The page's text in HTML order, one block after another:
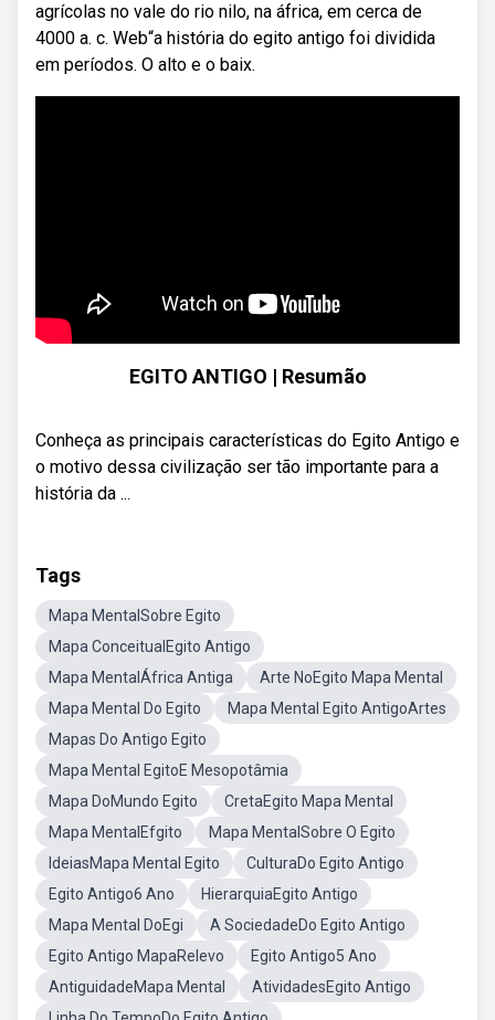
agrícolas no vale do rio nilo, na áfrica, em cerca de
4000 a. c. Web“a história do egito antigo foi dividida
em períodos. O alto e o baix.
EGITO ANTIGO | Resumão
Conheça as principais características do Egito Antigo e
o motivo dessa civilização ser tão importante para a
história da ...
Tags
Mapa MentalSobre Egito
Mapa ConceitualEgito Antigo
Mapa MentalÁfrica Antiga
Arte NoEgito Mapa Mental
Mapa Mental Do Egito
Mapa Mental Egito AntigoArtes
Mapas Do Antigo Egito
Mapa Mental EgitoE Mesopotâmia
Mapa DoMundo Egito
CretaEgito Mapa Mental
Mapa MentalEfgito
Mapa MentalSobre O Egito
IdeiasMapa Mental Egito
CulturaDo Egito Antigo
Egito Antigo6 Ano
HierarquiaEgito Antigo
Mapa Mental DoEgi
A SociedadeDo Egito Antigo
Egito Antigo MapaRelevo
Egito Antigo5 Ano
AntiguidadeMapa Mental
AtividadesEgito Antigo